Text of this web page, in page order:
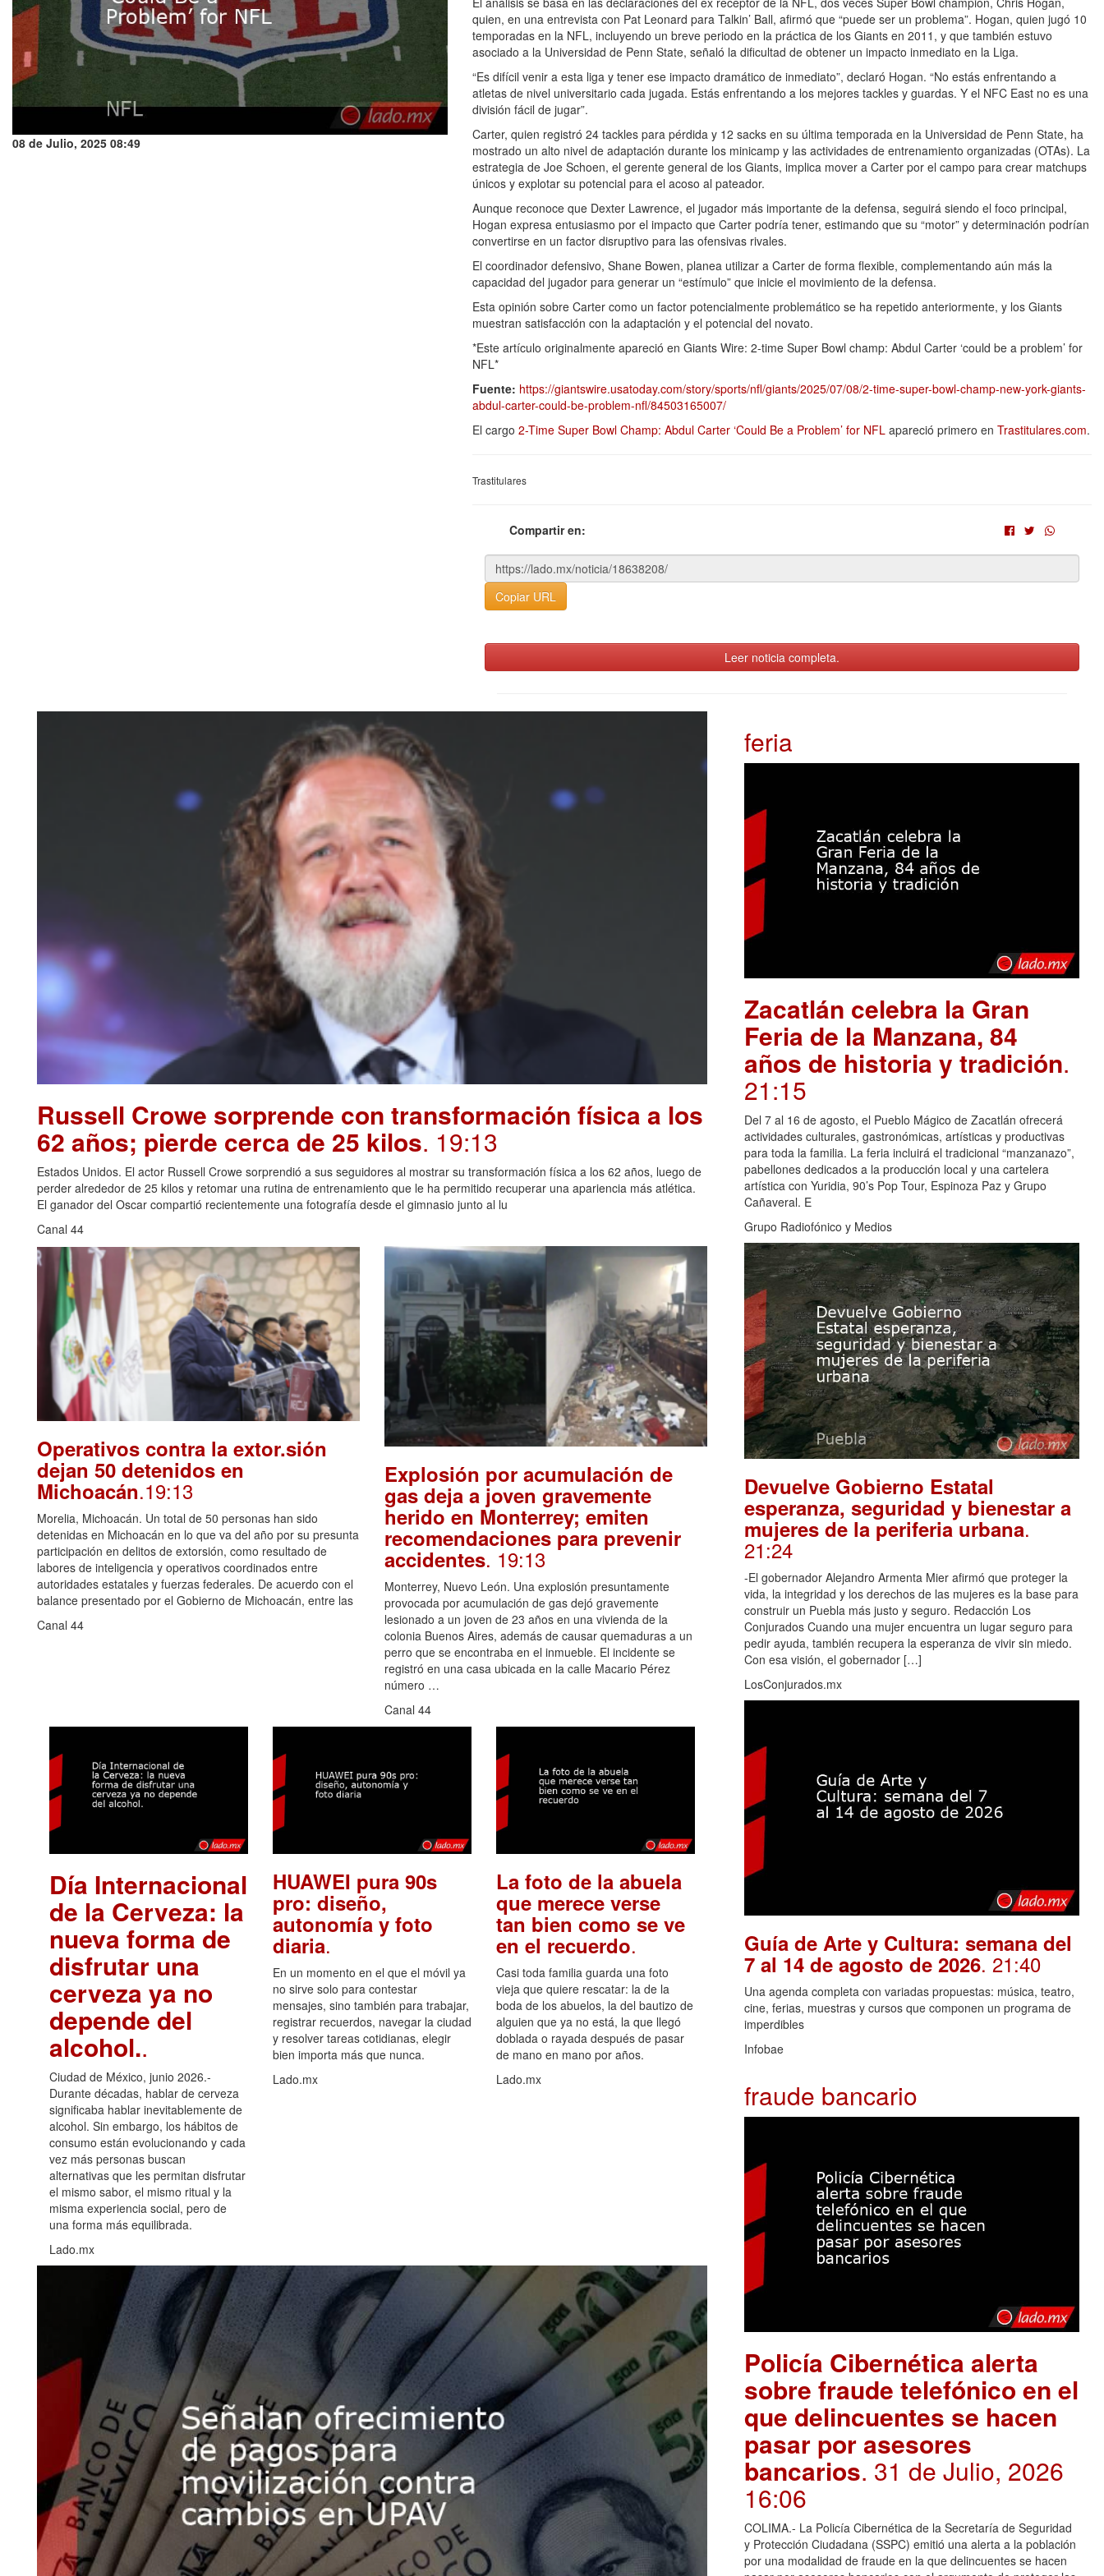
08 de Julio, 2025 08:49
quien, en una entrevista con Pat Leonard para Talkin’ Ball, afirmó que “puede ser un problema”. Hogan, quien jugó 10
temporadas en la NFL, incluyendo un breve periodo en la práctica de los Giants en 2011, y que también estuvo
asociado a la Universidad de Penn State, señaló la dificultad de obtener un impacto inmediato en la Liga.
“Es difícil venir a esta liga y tener ese impacto dramático de inmediato”, declaró Hogan. “No estás enfrentando a
atletas de nivel universitario cada jugada. Estás enfrentando a los mejores tackles y guardas. Y el NFC East no es una
división fácil de jugar”.
Carter, quien registró 24 tackles para pérdida y 12 sacks en su última temporada en la Universidad de Penn State, ha
mostrado un alto nivel de adaptación durante los minicamp y las actividades de entrenamiento organizadas (OTAs). La
estrategia de Joe Schoen, el gerente general de los Giants, implica mover a Carter por el campo para crear matchups
únicos y explotar su potencial para el acoso al pateador.
Aunque reconoce que Dexter Lawrence, el jugador más importante de la defensa, seguirá siendo el foco principal,
Hogan expresa entusiasmo por el impacto que Carter podría tener, estimando que su “motor” y determinación podrían
convertirse en un factor disruptivo para las ofensivas rivales.
El coordinador defensivo, Shane Bowen, planea utilizar a Carter de forma flexible, complementando aún más la
capacidad del jugador para generar un “estímulo” que inicie el movimiento de la defensa.
Esta opinión sobre Carter como un factor potencialmente problemático se ha repetido anteriormente, y los Giants
muestran satisfacción con la adaptación y el potencial del novato.
*Este artículo originalmente apareció en Giants Wire: 2-time Super Bowl champ: Abdul Carter ‘could be a problem’ for
NFL*
Fuente: https://giantswire.usatoday.com/story/sports/nfl/giants/2025/07/08/2-time-super-bowl-champ-new-york-giants-
abdul-carter-could-be-problem-nfl/84503165007/
El cargo 2-Time Super Bowl Champ: Abdul Carter ‘Could Be a Problem’ for NFL apareció primero en Trastitulares.com.
Trastitulares
Compartir en:
Copiar URL
Leer noticia completa.
Russell Crowe sorprende con transformación física a los
62 años; pierde cerca de 25 kilos. 19:13
Estados Unidos. El actor Russell Crowe sorprendió a sus seguidores al mostrar su transformación física a los 62 años, luego de
perder alrededor de 25 kilos y retomar una rutina de entrenamiento que le ha permitido recuperar una apariencia más atlética.
El ganador del Oscar compartió recientemente una fotografía desde el gimnasio junto al lu
Canal 44
Operativos contra la extor.sión
dejan 50 detenidos en
Michoacán.19:13
Morelia, Michoacán. Un total de 50 personas han sido
detenidas en Michoacán en lo que va del año por su presunta
participación en delitos de extorsión, como resultado de
labores de inteligencia y operativos coordinados entre
autoridades estatales y fuerzas federales. De acuerdo con el
balance presentado por el Gobierno de Michoacán, entre las
Canal 44
Explosión por acumulación de
gas deja a joven gravemente
herido en Monterrey; emiten
recomendaciones para prevenir
accidentes. 19:13
Monterrey, Nuevo León. Una explosión presuntamente
provocada por acumulación de gas dejó gravemente
lesionado a un joven de 23 años en una vivienda de la
colonia Buenos Aires, además de causar quemaduras a un
perro que se encontraba en el inmueble. El incidente se
registró en una casa ubicada en la calle Macario Pérez
número …
Canal 44
Día Internacional
de la Cerveza: la
nueva forma de
disfrutar una
cerveza ya no
depende del
alcohol..
Ciudad de México, junio 2026.-
Durante décadas, hablar de cerveza
significaba hablar inevitablemente de
alcohol. Sin embargo, los hábitos de
consumo están evolucionando y cada
vez más personas buscan
alternativas que les permitan disfrutar
el mismo sabor, el mismo ritual y la
misma experiencia social, pero de
una forma más equilibrada.
Lado.mx
HUAWEI pura 90s
pro: diseño,
autonomía y foto
diaria.
En un momento en el que el móvil ya
no sirve solo para contestar
mensajes, sino también para trabajar,
registrar recuerdos, navegar la ciudad
y resolver tareas cotidianas, elegir
bien importa más que nunca.
Lado.mx
La foto de la abuela
que merece verse
tan bien como se ve
en el recuerdo.
Casi toda familia guarda una foto
vieja que quiere rescatar: la de la
boda de los abuelos, la del bautizo de
alguien que ya no está, la que llegó
doblada o rayada después de pasar
de mano en mano por años.
Lado.mx
feria
Zacatlán celebra la Gran
Feria de la Manzana, 84
años de historia y tradición.
21:15
Del 7 al 16 de agosto, el Pueblo Mágico de Zacatlán ofrecerá
actividades culturales, gastronómicas, artísticas y productivas
para toda la familia. La feria incluirá el tradicional “manzanazo”,
pabellones dedicados a la producción local y una cartelera
artística con Yuridia, 90’s Pop Tour, Espinoza Paz y Grupo
Cañaveral. E
Grupo Radiofónico y Medios
Devuelve Gobierno Estatal
esperanza, seguridad y bienestar a
mujeres de la periferia urbana.
21:24
-El gobernador Alejandro Armenta Mier afirmó que proteger la
vida, la integridad y los derechos de las mujeres es la base para
construir un Puebla más justo y seguro. Redacción Los
Conjurados Cuando una mujer encuentra un lugar seguro para
pedir ayuda, también recupera la esperanza de vivir sin miedo.
Con esa visión, el gobernador […]
LosConjurados.mx
Guía de Arte y Cultura: semana del
7 al 14 de agosto de 2026. 21:40
Una agenda completa con variadas propuestas: música, teatro,
cine, ferias, muestras y cursos que componen un programa de
imperdibles
Infobae
fraude bancario
Policía Cibernética alerta
sobre fraude telefónico en el
que delincuentes se hacen
pasar por asesores
bancarios. 31 de Julio, 2026
16:06
COLIMA.- La Policía Cibernética de la Secretaría de Seguridad
y Protección Ciudadana (SSPC) emitió una alerta a la población
por una modalidad de fraude en la que delincuentes se hacen